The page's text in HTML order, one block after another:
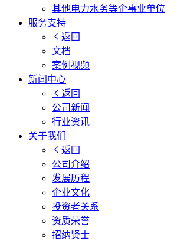
其他电力水务等企事业单位
服务支持
返回
文档
案例视频
新闻中心
返回
公司新闻
行业资讯
关于我们
返回
公司介绍
发展历程
企业文化
投资者关系
资质荣誉
招纳贤士